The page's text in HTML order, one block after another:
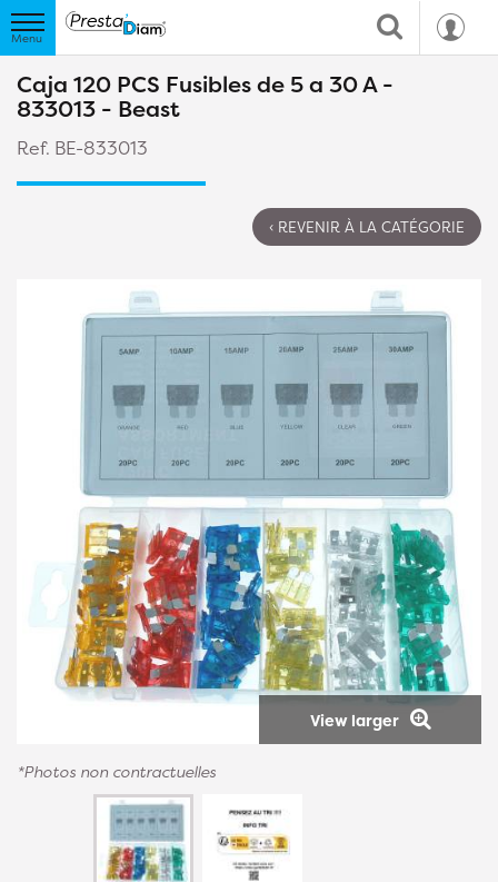
Caja 120 PCS Fusibles de 5 a 30 A -
833013 - Beast
Ref. BE-833013
‹ REVENIR À LA CATÉGORIE
View larger
*Photos non contractuelles